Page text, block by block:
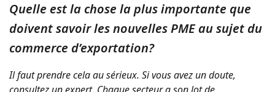
Quelle est la chose la plus importante que
doivent savoir les nouvelles PME au sujet du
commerce d’exportation?
Il faut prendre cela au sérieux. Si vous avez un doute,